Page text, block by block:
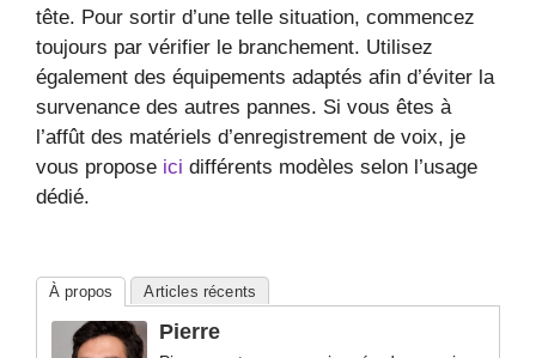
tête. Pour sortir d’une telle situation, commencez
toujours par vérifier le branchement. Utilisez
également des équipements adaptés afin d’éviter la
survenance des autres pannes. Si vous êtes à
l’affût des matériels d’enregistrement de voix, je
vous propose ici différents modèles selon l’usage
dédié.
À propos Articles récents
Pierre